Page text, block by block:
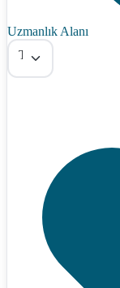
Uzmanlık Alanı
Tümü